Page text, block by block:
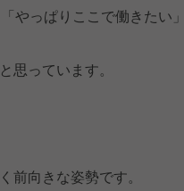
やっぱりここで働きたい」
っています。
向きな姿勢です。